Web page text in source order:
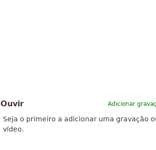
Adicionar
Ouvir
Seja o primeiro a adicionar uma gravação
vídeo.